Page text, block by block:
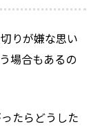
りが嫌な思い
場合もあるの
たらどうした